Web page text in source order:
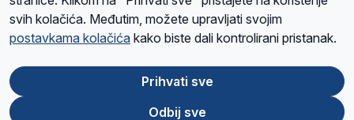
O namaRadio ProgramVolonteriPrijateljiKontaktPravila privatnosti
Ova stranica je zaštićena Google reCAPTCHA sustavom
Google
svih kolačića. Međutim, možete upravljati svojim
postavkama kolačića kako biste dali kontrolirani pristanak.
Prihvati sve
Odbij sve